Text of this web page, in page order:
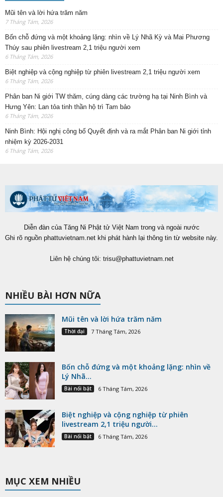
Mũi tên và lời hứa trăm năm
7 Tháng Tám, 2026
Bốn chỗ đứng và một khoảng lặng: nhìn về Lý Nhã Kỳ và Mai Phương
Thúy sau phiên livestream 2,1 triệu người xem
6 Tháng Tám, 2026
Biệt nghiệp và cộng nghiệp từ phiên livestream 2,1 triệu người xem
6 Tháng Tám, 2026
Phân ban Ni giới TW thăm, cúng dàng các trường hạ tại Ninh Bình và
Hưng Yên: Lan tỏa tinh thần hộ trì Tam bảo
6 Tháng Tám, 2026
Ninh Bình: Hội nghị công bố Quyết định và ra mắt Phân ban Ni giới tỉnh
nhiệm kỳ 2026-2031
6 Tháng Tám, 2026
Diễn đàn của Tăng Ni Phật tử Việt Nam trong và ngoài nước
Ghi rõ nguồn phattuvietnam.net khi phát hành lại thông tin từ website này.
Liên hệ chúng tôi: trisu@phattuvietnam.net
NHIỀU BÀI HƠN NỮA
Mũi tên và lời hứa trăm năm
Thời đại 7 Tháng Tám, 2026
Bốn chỗ đứng và một khoảng lặng: nhìn về
Lý Nhã...
Bài nổi bật 6 Tháng Tám, 2026
Biệt nghiệp và cộng nghiệp từ phiên
livestream 2,1 triệu người...
Bài nổi bật 6 Tháng Tám, 2026
MỤC XEM NHIỀU